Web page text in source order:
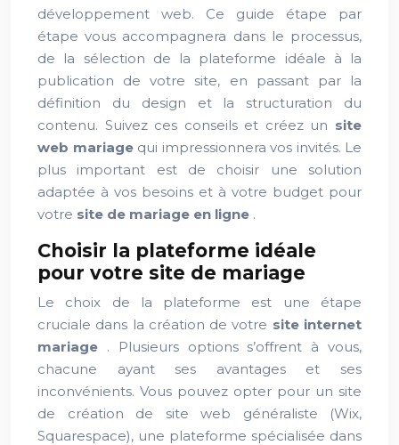
développement web. Ce guide étape par
étape vous accompagnera dans le processus,
de la sélection de la plateforme idéale à la
publication de votre site, en passant par la
définition du design et la structuration du
contenu. Suivez ces conseils et créez un site
web mariage qui impressionnera vos invités. Le
plus important est de choisir une solution
adaptée à vos besoins et à votre budget pour
votre site de mariage en ligne .
Choisir la plateforme idéale
pour votre site de mariage
Le choix de la plateforme est une étape
cruciale dans la création de votre site internet
mariage . Plusieurs options s’offrent à vous,
chacune ayant ses avantages et ses
inconvénients. Vous pouvez opter pour un site
de création de site web généraliste (Wix,
Squarespace), une plateforme spécialisée dans